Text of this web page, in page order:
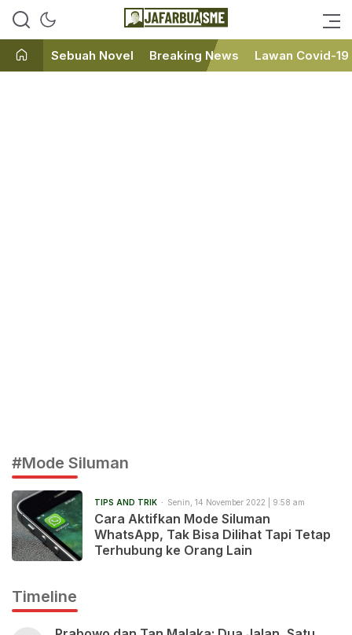
JafarBua
Ini bukan Media Online, Ini
Sebuah Novel Breaking News Lawan Covid-19
#Mode Siluman
TIPS AND TRIK Senin, 14 November 2022 | 9:58 am
Cara Aktifkan Mode Siluman
WhatsApp, Tak Bisa Dilihat Tapi Tetap
Terhubung ke Orang Lain
Timeline